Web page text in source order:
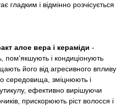
гладким і відмінно розчісується
алое вера і кераміди -
пом’якшують і кондиціонують
його від агресивного впливу
середовища, зміцнюють і
ефективно вирішуючи
прискорюють ріст волосся і